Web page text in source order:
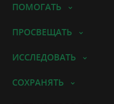
ПОМОГАТЬ
ПРОСВЕЩАТЬ
ИССЛЕДОВАТЬ
СОХРАНЯТЬ